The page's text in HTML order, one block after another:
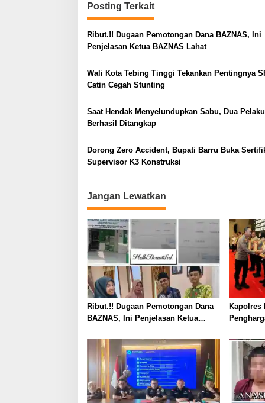
g
s
p
s
Posting Terkait
Ribut.!! Dugaan Pemotongan Dana BAZNAS, Ini
Penjelasan Ketua BAZNAS Lahat
Wali Kota Tebing Tinggi Tekankan Pentingnya
Catin Cegah Stunting
Saat Hendak Menyelundupkan Sabu, Dua Pelaku
Berhasil Ditangkap
Dorong Zero Accident, Bupati Barru Buka
Supervisor K3 Konstruksi
Jangan Lewatkan
Ribut.!! Dugaan Pemotongan Dana
BAZNAS, Ini Penjelasan Ketua
Kapolres
2026